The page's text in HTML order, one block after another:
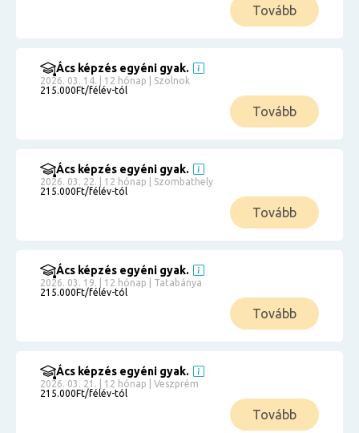
Tovább
Ács képzés egyéni gyak.
2026. 03. 14. | 12 hónap | Szolnok
215.000Ft/félév-tól
Tovább
Ács képzés egyéni gyak.
2026. 03. 22. | 12 hónap | Szombathely
215.000Ft/félév-tól
Tovább
Ács képzés egyéni gyak.
2026. 03. 19. | 12 hónap | Tatabánya
215.000Ft/félév-tól
Tovább
Ács képzés egyéni gyak.
2026. 03. 21. | 12 hónap | Veszprém
215.000Ft/félév-tól
Tovább